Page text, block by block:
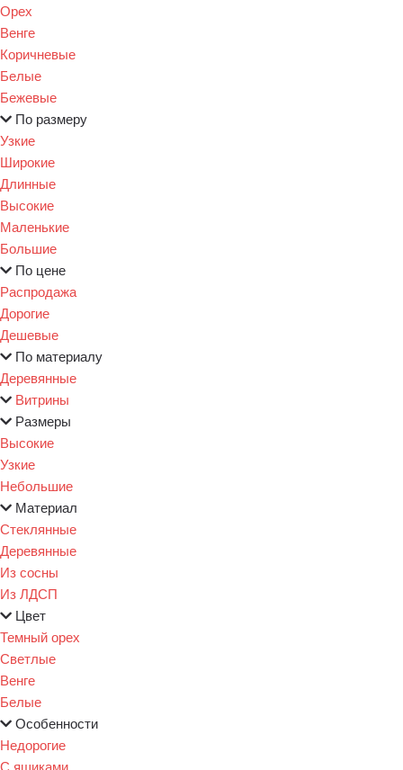
Орех
Венге
Коричневые
Белые
Бежевые
По размеру
Узкие
Широкие
Длинные
Высокие
Маленькие
Большие
По цене
Распродажа
Дорогие
Дешевые
По материалу
Деревянные
Витрины
Размеры
Высокие
Узкие
Небольшие
Материал
Стеклянные
Деревянные
Из сосны
Из ЛДСП
Цвет
Темный орех
Светлые
Венге
Белые
Особенности
Недорогие
С ящиками